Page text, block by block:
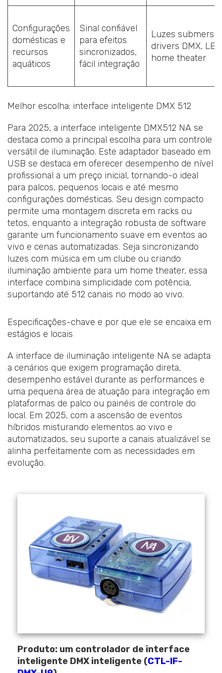
Configurações
domésticas e
recursos
aquáticos
Sinal confiável
para efeitos
sincronizados,
fácil integração
Luzes
drivers DMX,
home theater
Melhor escolha: interface inteligente DMX 512
Para 2025, a interface inteligente DMX512 NA se
destaca como a principal escolha para um controle
versátil de iluminação. Este adaptador baseado em
USB se destaca em oferecer desempenho de nível
profissional a um preço inicial, tornando-o ideal
para palcos, pequenos locais e até mesmo
configurações domésticas. Seu design compacto
permite uma montagem discreta em racks ou
tetos, enquanto a integração robusta de software
garante um funcionamento suave em eventos ao
vivo e cenas automatizadas. Seja sincronizando
luzes com música em um clube ou criando
iluminação ambiente para um home theater, essa
interface combina simplicidade com potência,
suportando até 512 canais no modo ao vivo.
Especificações-chave e por que ele se encaixa em
estágios e locais
A interface de iluminação inteligente NA se adapta
a cenários que exigem programação direta,
desempenho estável durante as performances e
uma pequena área de atuação para integração em
plataformas de palco ou painéis de controle do
local. Em 2025, com a ascensão de eventos
híbridos misturando elementos ao vivo e
automatizados, seu suporte a canais atualizável se
alinha perfeitamente com as necessidades em
evolução.
Produto: um controlador de interface
inteligente DMX inteligente (CTL-IF-